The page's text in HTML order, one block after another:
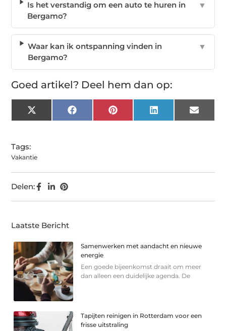
Is het verstandig om een auto te huren in
Bergamo?
▼
Waar kan ik ontspanning vinden in
Bergamo?
▼
Goed artikel? Deel hem dan op:
X
(Twitter)
FacebookPinterest LinkedIn Email
Tags:
Vakantie
Delen:
Laatste Bericht
Samenwerken met aandacht en nieuwe
energie
Een goede bijeenkomst draait om meer
dan alleen een duidelijke agenda. De
Tapijten reinigen in Rotterdam voor een
frisse uitstraling